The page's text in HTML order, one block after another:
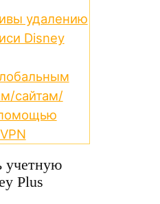
удалению
Disney
сайтам/
учетную
Plus